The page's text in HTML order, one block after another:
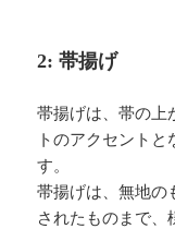
2: 帯揚げ
帯揚げは、帯の上
トのアクセント
す。
帯揚げは、無地の
されたものまで、